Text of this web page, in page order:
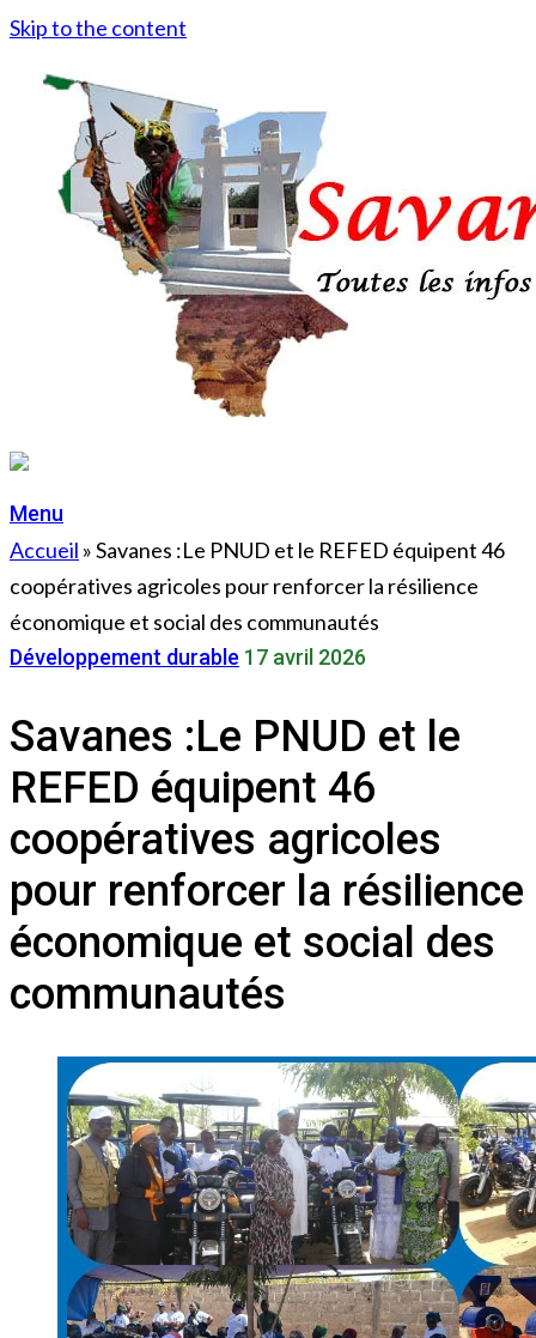
Skip to the content
Menu
Accueil »Savanes :Le PNUD et le REFED équipent 46
coopératives agricoles pour renforcer la résilience
économique et social des communautés
Développement durable 17 avril 2026
Savanes :Le PNUD et le
REFED équipent 46
coopératives agricoles
pour renforcer la résilience
économique et social des
communautés